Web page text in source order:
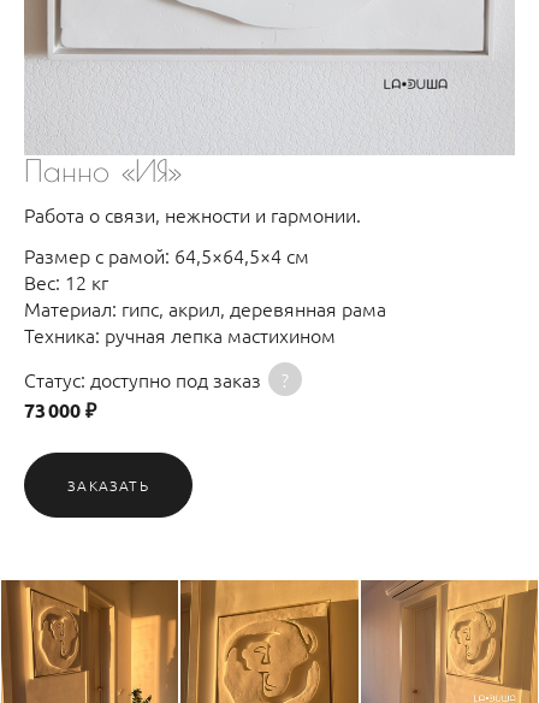
Панно «ИЯ»
Работа о связи, нежности и гармонии.
Размер с рамой: 64,5×64,5×4 см
Вес: 12 кг
Материал: гипс, акрил, деревянная рама
Техника: ручная лепка мастихином
Статус: доступно под заказ
?
73 000 ₽
ЗАКАЗАТЬ